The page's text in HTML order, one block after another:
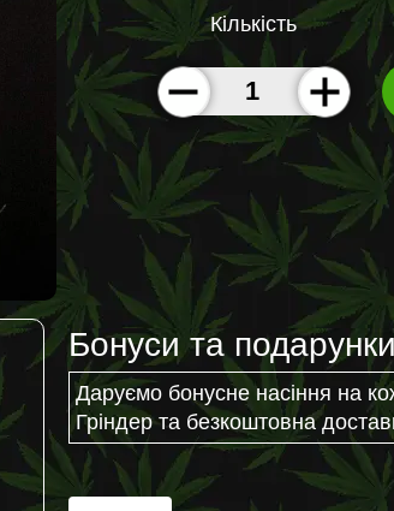
Кількість
Бонуси та
Даруємо бонусне насіння на
Гріндер та безкоштовна